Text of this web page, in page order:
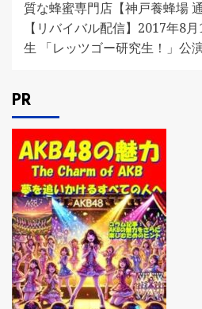
質な蜂蜜専門店【神戸養蜂場
【リバイバル配信】2017年8
生 「レッツゴー研究生！」公
PR